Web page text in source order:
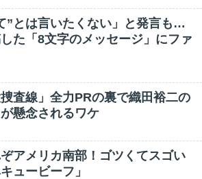
”とは言いたくない」と発言も…
た「8文字のメッセージ」にファ
査線」全力PRの裏で織田裕二の
懸念されるワケ
ぞアメリカ南部！ゴツくてスゴい
ュービーフ」